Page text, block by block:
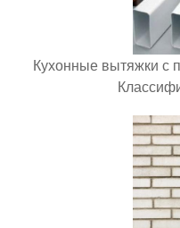
Кухонные вытяжки с